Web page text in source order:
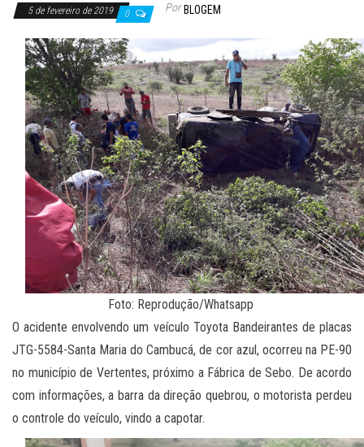
5 de fevereiro de 2019 0 Por BLOGEM
Foto: Reprodução/Whatsapp
O acidente envolvendo um veículo Toyota Bandeirantes de placas
JTG-5584-Santa Maria do Cambucá, de cor azul, ocorreu na PE-90
no município de Vertentes, próximo a Fábrica de Sebo. De acordo
com informações, a barra da direção quebrou, o motorista perdeu
o controle do veículo, vindo a capotar.